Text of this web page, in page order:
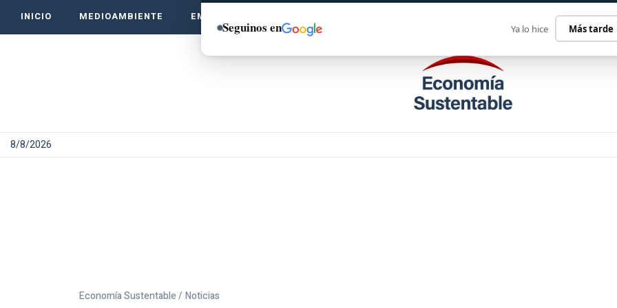
INICIO MEDIOAMBIENTE EMPRENDE VERDE
8/8/2026
Economía Sustentable / Noticias
Seguinos en Ya lo hice Más tarde